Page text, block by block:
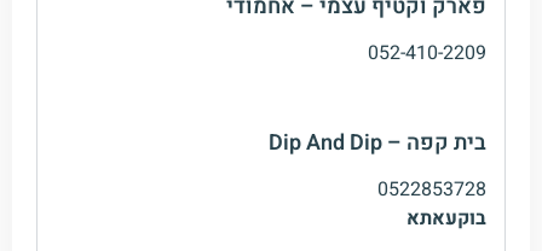
052-410-2209
בית קפה – Dip And Dip
0522853728
בוקעאתא